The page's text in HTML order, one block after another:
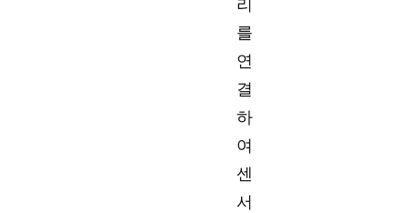
리
를
연
결
하
여
센
서